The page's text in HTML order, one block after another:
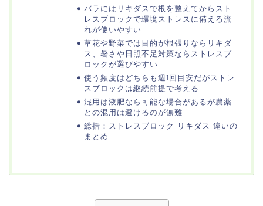
バラにはリキダスで根を整えてからスト
レスブロックで環境ストレスに備える流
れが使いやすい
草花や野菜では目的が根張りならリキダ
ス、暑さや日照不足対策ならストレスブ
ロックが選びやすい
使う頻度はどちらも週1回目安だがストレ
スブロックは継続前提で考える
混用は液肥なら可能な場合があるが農薬
との混用は避けるのが無難
総括：ストレスブロック リキダス 違いの
まとめ